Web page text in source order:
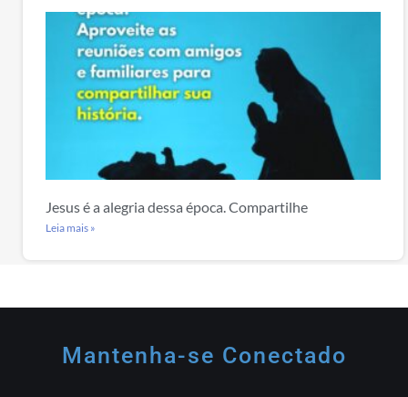
Jesus é a alegria dessa época. Compartilhe
Leia mais »
Mantenha-se Conectado